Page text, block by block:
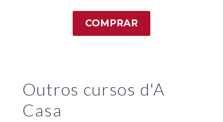
COMPRAR
Outros cursos d'A
Casa